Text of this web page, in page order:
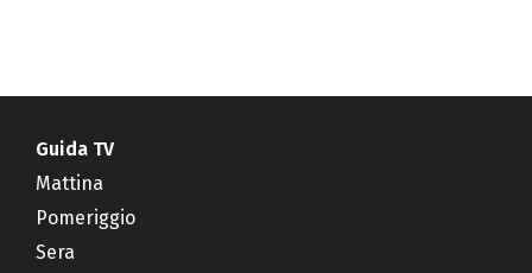
Guida TV
Mattina
Pomeriggio
Sera